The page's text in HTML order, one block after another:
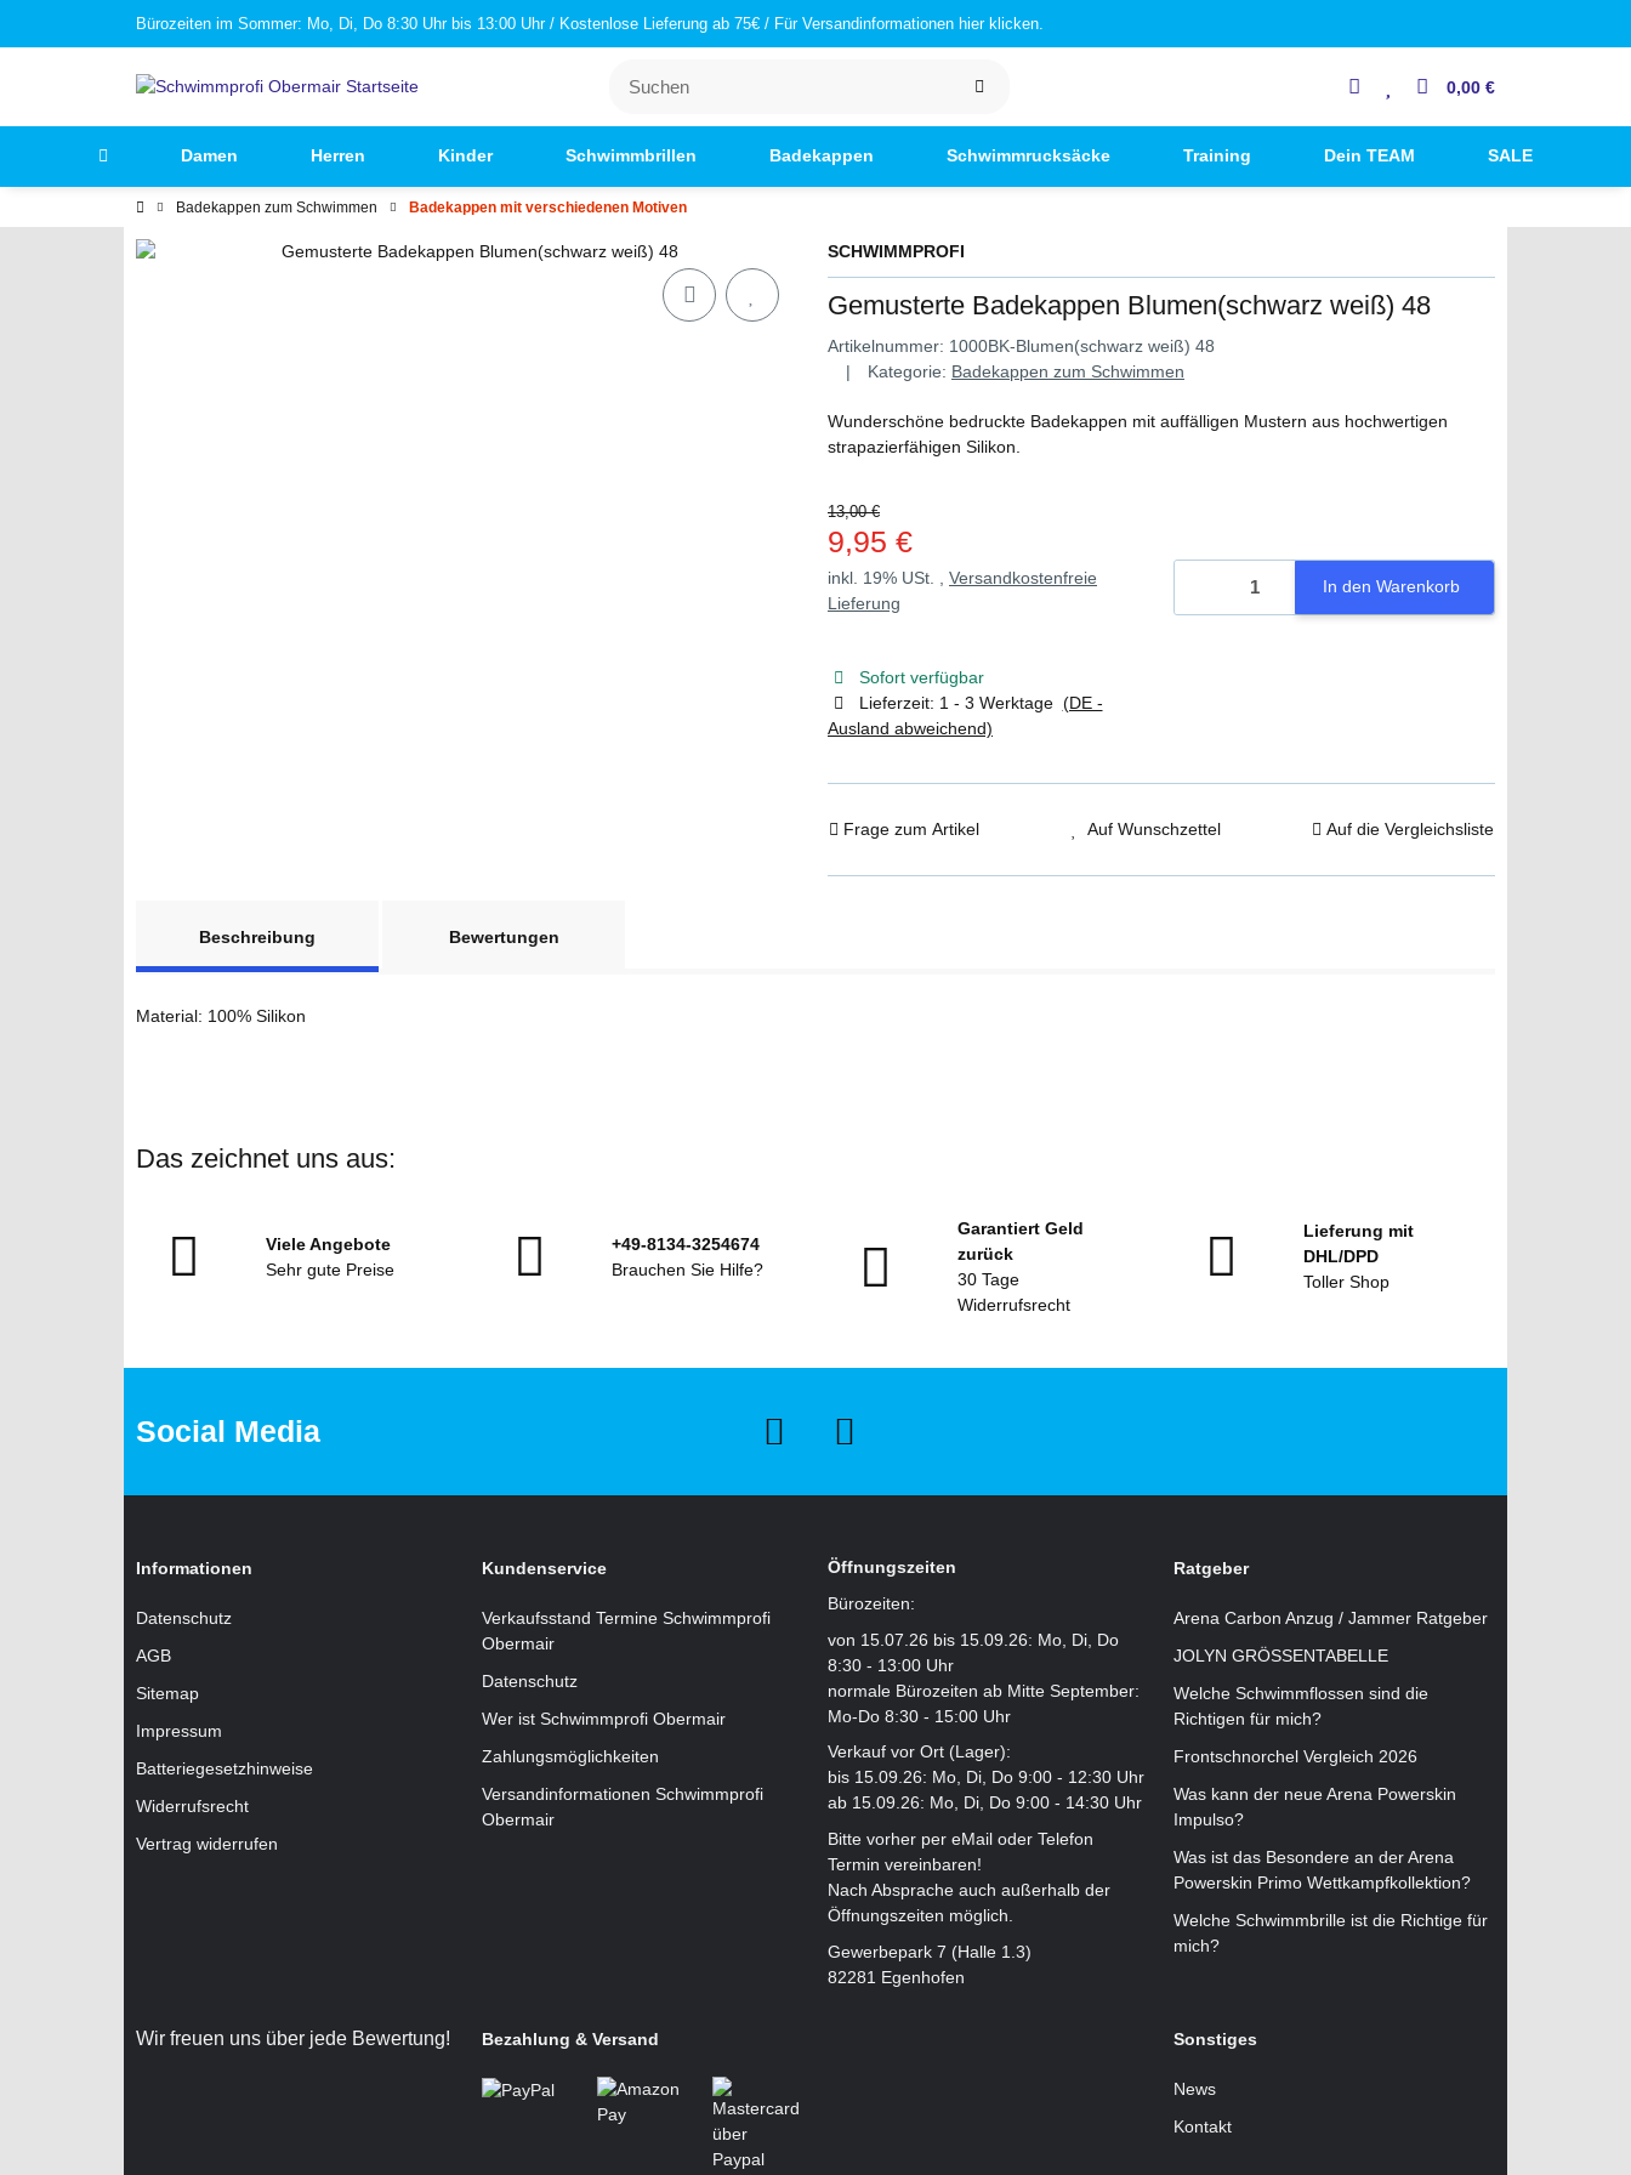
Bürozeiten im Sommer: Mo, Di, Do 8:30 Uhr bis 13:00 Uhr / Kostenlose Lieferung ab 75€ / Für Versandinformationen hier klicken.
0,00 €
Damen Herren Kinder Schwimmbrillen Badekappen Schwimmrucksäcke Training Dein TEAM SALE
Badekappen zum Schwimmen Badekappen mit verschiedenen Motiven
SCHWIMMPROFI
Gemusterte Badekappen Blumen(schwarz weiß) 48
Artikelnummer: 1000BK-Blumen(schwarz weiß) 48
Kategorie: Badekappen zum Schwimmen
Wunderschöne bedruckte Badekappen mit auffälligen Mustern aus hochwertigen
strapazierfähigen Silikon.
13,00 €
9,95 €
inkl. 19% USt. , Versandkostenfreie
Lieferung
Sofort verfügbar
Lieferzeit: 1 - 3 Werktage (DE -
Ausland abweichend)
In den Warenkorb
Frage zum Artikel Auf Wunschzettel Auf die Vergleichsliste
Beschreibung
Bewertungen
Material: 100% Silikon
Das zeichnet uns aus:
Viele Angebote
Sehr gute Preise
+49-8134-3254674
Brauchen Sie Hilfe?
Garantiert Geld
zurück
30 Tage
Widerrufsrecht
Lieferung mit
DHL/DPD
Toller Shop
Social Media
Informationen
Datenschutz
AGB
Sitemap
Impressum
Batteriegesetzhinweise
Widerrufsrecht
Vertrag widerrufen
Kundenservice
Verkaufsstand Termine Schwimmprofi
Obermair
Datenschutz
Wer ist Schwimmprofi Obermair
Zahlungsmöglichkeiten
Versandinformationen Schwimmprofi
Obermair
Öffnungszeiten
Bürozeiten:
von 15.07.26 bis 15.09.26: Mo, Di, Do
8:30 - 13:00 Uhr
normale Bürozeiten ab Mitte September:
Mo-Do 8:30 - 15:00 Uhr
Verkauf vor Ort (Lager):
bis 15.09.26: Mo, Di, Do 9:00 - 12:30 Uhr
ab 15.09.26: Mo, Di, Do 9:00 - 14:30 Uhr
Bitte vorher per eMail oder Telefon
Termin vereinbaren!
Nach Absprache auch außerhalb der
Öffnungszeiten möglich.
Gewerbepark 7 (Halle 1.3)
82281 Egenhofen
Ratgeber
Arena Carbon Anzug / Jammer Ratgeber
JOLYN GRÖSSENTABELLE
Welche Schwimmflossen sind die
Richtigen für mich?
Frontschnorchel Vergleich 2026
Was kann der neue Arena Powerskin
Impulso?
Was ist das Besondere an der Arena
Powerskin Primo Wettkampfkollektion?
Welche Schwimmbrille ist die Richtige für
mich?
Wir freuen uns über jede Bewertung! Bezahlung & Versand Sonstiges
News
Kontakt